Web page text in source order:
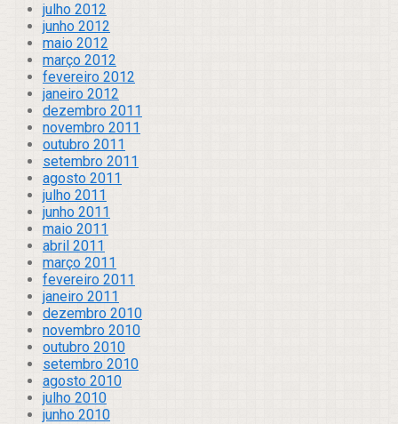
julho 2012
junho 2012
maio 2012
março 2012
fevereiro 2012
janeiro 2012
dezembro 2011
novembro 2011
outubro 2011
setembro 2011
agosto 2011
julho 2011
junho 2011
maio 2011
abril 2011
março 2011
fevereiro 2011
janeiro 2011
dezembro 2010
novembro 2010
outubro 2010
setembro 2010
agosto 2010
julho 2010
junho 2010